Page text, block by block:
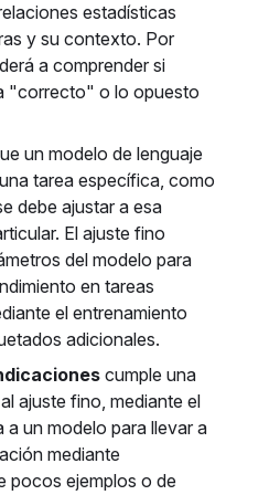
estadísticas
y su contexto. Por
a comprender si
"correcto" o lo opuesto
un modelo de lenguaje
tarea específica, como
debe ajustar a esa
El ajuste fino
del modelo para
en tareas
el entrenamiento
adicionales.
cumple una
ajuste fino, mediante el
a un modelo para llevar a
mediante
pocos ejemplos o de